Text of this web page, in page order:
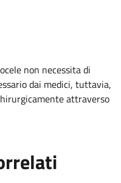
non necessita di
dai medici, tuttavia,
attraverso